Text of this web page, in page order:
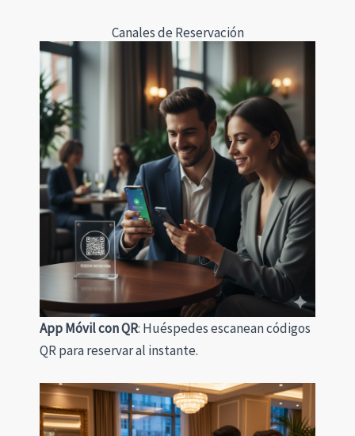
Canales de Reservación
App Móvil con QR: Huéspedes escanean códigos
QR para reservar al instante.